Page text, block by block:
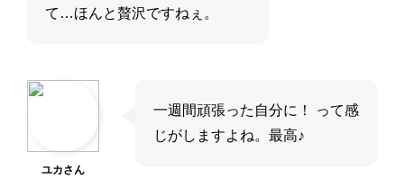
て…ほんと贅沢ですねぇ。
ユカさん
一週間頑張った自分に！ って感
じがしますよね。最高♪